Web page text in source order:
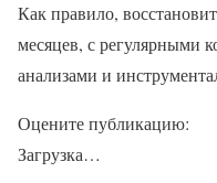
Как правило,
месяцев, с регулярными
анализами и
Оцените публикацию:
Загрузка…